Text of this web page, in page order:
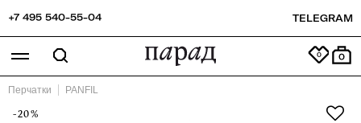
+7 495 540-55-04 TELEGRAM
0
Перчатки PANFIL
-20%